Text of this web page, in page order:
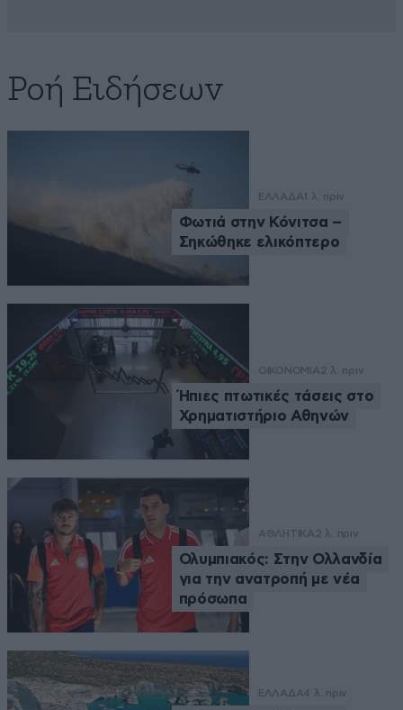
Ροή Ειδήσεων
ΕΛΛΑΔΑ 1 λ. πριν
Φωτιά στην Κόνιτσα –
Σηκώθηκε ελικόπτερο
ΟΙΚΟΝΟΜΙΑ2 λ. πριν
Ήπιες πτωτικές τάσεις στο
Χρηματιστήριο Αθηνών
ΑΘΛΗΤΙΚΑ2 λ. πριν
Ολυμπιακός: Στην Ολλανδία
για την ανατροπή με νέα
πρόσωπα
ΕΛΛΑΔΑ4 λ. πριν